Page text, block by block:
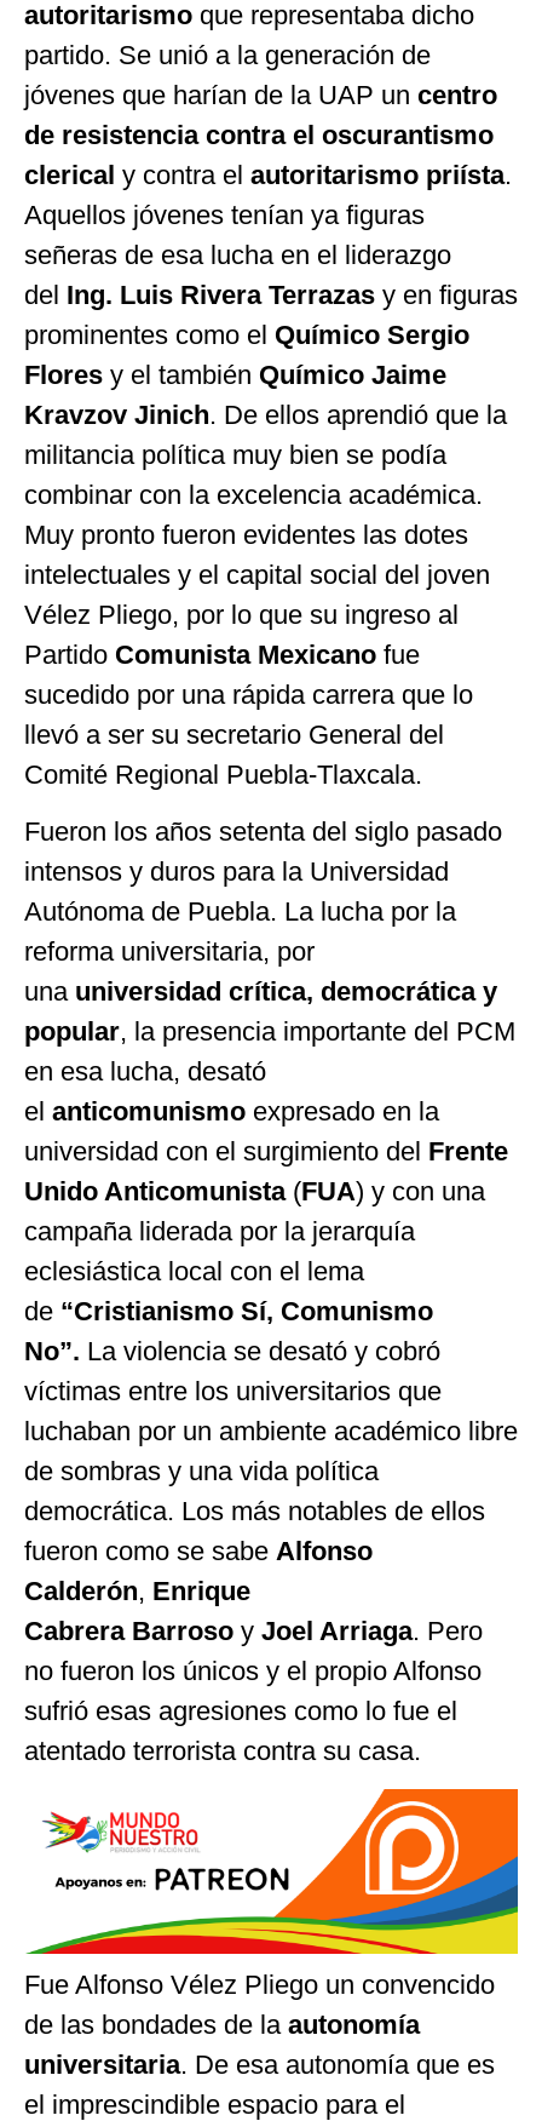
autoritarismo que representaba dicho
partido. Se unió a la generación de
jóvenes que harían de la UAP un centro
de resistencia contra el oscurantismo
clerical y contra el autoritarismo priísta.
Aquellos jóvenes tenían ya figuras
señeras de esa lucha en el liderazgo
del Ing. Luis Rivera Terrazas y en figuras
prominentes como el Químico Sergio
Flores y el también Químico Jaime
Kravzov Jinich. De ellos aprendió que la
militancia política muy bien se podía
combinar con la excelencia académica.
Muy pronto fueron evidentes las dotes
intelectuales y el capital social del joven
Vélez Pliego, por lo que su ingreso al
Partido Comunista Mexicano fue
sucedido por una rápida carrera que lo
llevó a ser su secretario General del
Comité Regional Puebla-Tlaxcala.
Fueron los años setenta del siglo pasado
intensos y duros para la Universidad
Autónoma de Puebla. La lucha por la
reforma universitaria, por
una universidad crítica, democrática y
popular, la presencia importante del PCM
en esa lucha, desató
el anticomunismo expresado en la
universidad con el surgimiento del Frente
Unido Anticomunista(FUA) y con una
campaña liderada por la jerarquía
eclesiástica local con el lema
de “Cristianismo Sí, Comunismo
No”. La violencia se desató y cobró
víctimas entre los universitarios que
luchaban por un ambiente académico libre
de sombras y una vida política
democrática. Los más notables de ellos
fueron como se sabe Alfonso
Calderón, Enrique
Cabrera Barroso y Joel Arriaga. Pero
no fueron los únicos y el propio Alfonso
sufrió esas agresiones como lo fue el
atentado terrorista contra su casa.
Fue Alfonso Vélez Pliego un convencido
de las bondades de la autonomía
universitaria. De esa autonomía que es
el imprescindible espacio para el